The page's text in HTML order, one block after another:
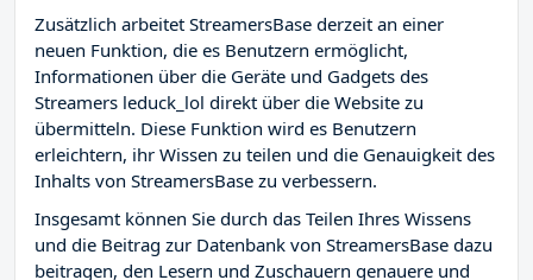
Zusätzlich arbeitet StreamersBase derzeit an einer
neuen Funktion, die es Benutzern ermöglicht,
Informationen über die Geräte und Gadgets des
Streamers leduck_lol direkt über die Website zu
übermitteln. Diese Funktion wird es Benutzern
erleichtern, ihr Wissen zu teilen und die Genauigkeit des
Inhalts von StreamersBase zu verbessern.
Insgesamt können Sie durch das Teilen Ihres Wissens
und die Beitrag zur Datenbank von StreamersBase dazu
beitragen, den Lesern und Zuschauern genauere und